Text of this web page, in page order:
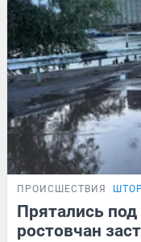
ПРОИСШЕСТВИЯ
Прятались
ростовчан